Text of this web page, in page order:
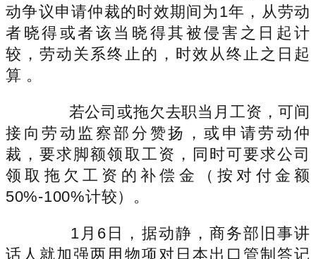
动争议申请仲裁的时效期间为1年，从劳动
者晓得或者该当晓得其被侵害之日起计
较，劳动关系终止的，时效从终止之日起
算 。
若公司或拖欠去职当月工资，可间
接向劳动监察部分赞扬，或申请劳动仲
裁，要求脚额领取工资，同时可要求公司
领取拖欠工资的补偿金（按对付金额
50%-100%计较）。
1月6日，据动静，商务部旧事讲
话人就加强两用物项对日本出口管制答记